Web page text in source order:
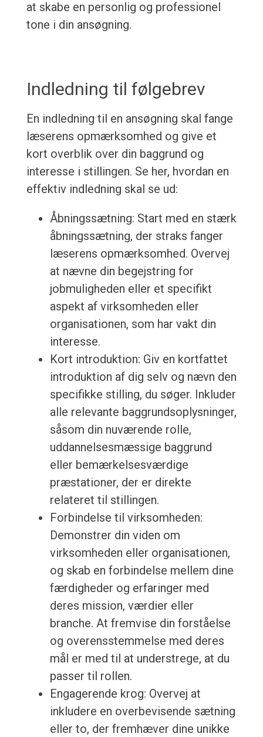
at skabe en personlig og professionel
tone i din ansøgning.
Indledning til følgebrev
En indledning til en ansøgning skal fange
læserens opmærksomhed og give et
kort overblik over din baggrund og
interesse i stillingen. Se her, hvordan en
effektiv indledning skal se ud:
Åbningssætning: Start med en stærk
åbningssætning, der straks fanger
læserens opmærksomhed. Overvej
at nævne din begejstring for
jobmuligheden eller et specifikt
aspekt af virksomheden eller
organisationen, som har vakt din
interesse.
Kort introduktion: Giv en kortfattet
introduktion af dig selv og nævn den
specifikke stilling, du søger. Inkluder
alle relevante baggrundsoplysninger,
såsom din nuværende rolle,
uddannelsesmæssige baggrund
eller bemærkelsesværdige
præstationer, der er direkte
relateret til stillingen.
Forbindelse til virksomheden:
Demonstrer din viden om
virksomheden eller organisationen,
og skab en forbindelse mellem dine
færdigheder og erfaringer med
deres mission, værdier eller
branche. At fremvise din forståelse
og overensstemmelse med deres
mål er med til at understrege, at du
passer til rollen.
Engagerende krog: Overvej at
inkludere en overbevisende sætning
eller to, der fremhæver dine unikke